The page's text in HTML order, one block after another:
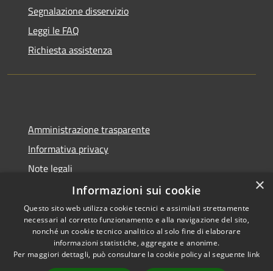
Segnalazione disservizio
Leggi le FAQ
Richiesta assistenza
Amministrazione trasparente
Informativa privacy
Note legali
Dichiarazione di accessibilità
RSS
Accessibilità
Copyright © 2026 • Comune di
×
Informazioni sui cookie
Questo sito web utilizza cookie tecnici e assimilati strettamente
necessari al corretto funzionamento e alla navigazione del sito,
nonché un cookie tecnico analitico al solo fine di elaborare
informazioni statistiche, aggregate e anonime.
Per maggiori dettagli, può consultare la cookie policy al seguente link